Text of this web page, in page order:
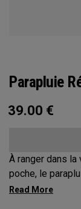
Parapluie
39.00 €
À ranger dans
poche, le
vous alliez